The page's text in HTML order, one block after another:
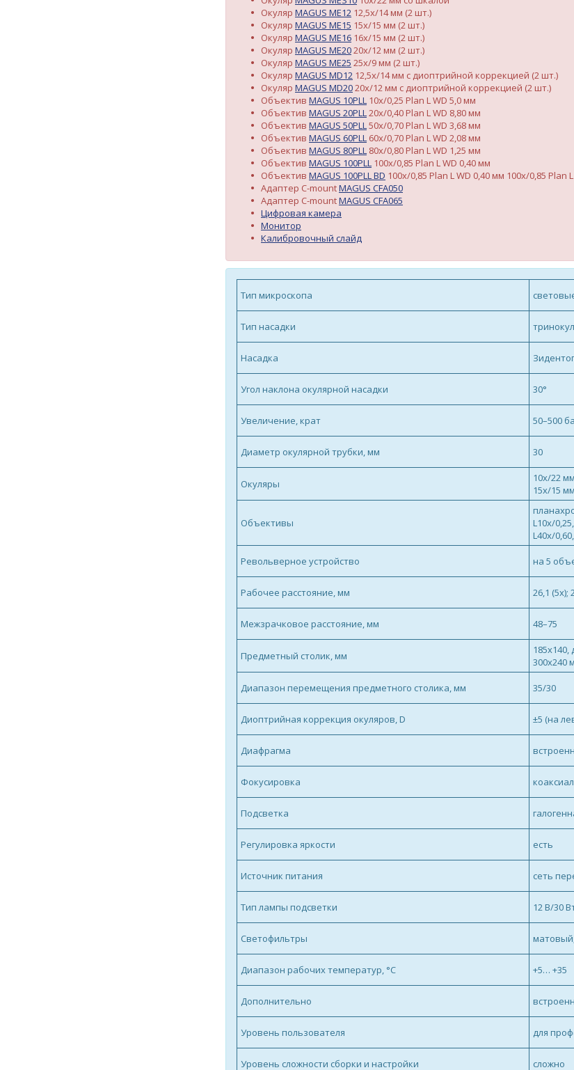
Окуляр MAGUS ME12 12,5х/14 мм (2 шт.)
Окуляр MAGUS ME15 15х/15 мм (2 шт.)
Окуляр MAGUS ME16 16х/15 мм (2 шт.)
Окуляр MAGUS ME2020х/12 мм (2 шт.)
Окуляр MAGUS ME25 25х/9 мм (2 шт.)
Окуляр MAGUS MD12 12,5х/14 мм с диоптрийной коррекцией (2 шт.)
Окуляр MAGUS MD2020х/12 мм с диоптрийной коррекцией (2 шт.)
Объектив MAGUS 10PLL 10х/0,25 Plan L WD 5,0 мм
Объектив MAGUS 20PLL20х/0,40 Plan L WD 8,80 мм
Объектив MAGUS 50PLL50х/0,70 Plan L WD 3,68 мм
Объектив MAGUS 60PLL 60х/0,70 Plan L WD 2,08 мм
Объектив MAGUS 80PLL 80х/0,80 Plan L WD 1,25 мм
Объектив MAGUS 100PLL 100х/0,85 Plan L WD 0,40 мм
Объектив MAGUS 100PLL BD 100х/0,85 Plan L WD 0,40 мм 100х/0,85 Plan
Адаптер C-mountMAGUS CFA050
Адаптер C-mountMAGUS CFA065
Цифровая камера
Монитор
Калибровочный слайд
Тип микроскопа
Тип насадки
Насадка
Угол наклона окулярной насадки 30°
Увеличение, крат 50–500
Диаметр окулярной трубки, мм 30
Окуляры
10х/22
15х/15
Объективы
L10x/
L40x/
Револьверное устройство на 5
Рабочее расстояние, мм 26,1 (5x);
Межзрачковое расстояние, мм 48–75
Предметный столик, мм
300x240
Диапазон перемещения предметного столика, мм 35/30
Диоптрийная коррекция окуляров, D ±5 (на
Диафрагма
Фокусировка
Подсветка
Регулировка яркости есть
Источник питания сеть
Тип лампы подсветки 12 В/30
Светофильтры
Диапазон рабочих температур, °С +5… +35
Дополнительно
Уровень пользователя для
Уровень сложности сборки и настройки сложно